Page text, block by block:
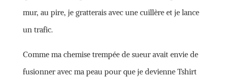
mur, au pire, je gratterais avec une cuillère et je lance
un trafic.
Comme ma chemise trempée de sueur avait envie de
fusionner avec ma peau pour que je devienne Tshirt